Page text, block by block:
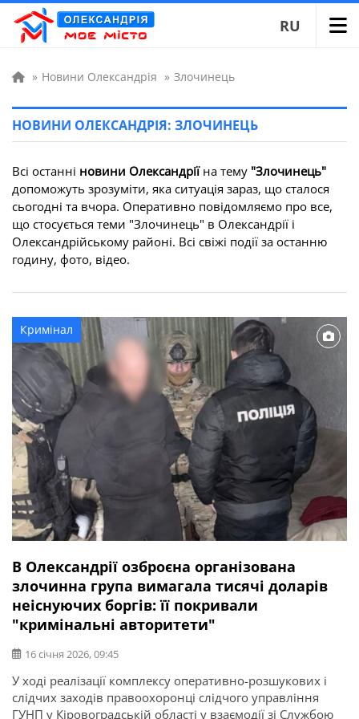
RU
» Новини Олександрія » Злочинець
НОВИНИ ОЛЕКСАНДРІЯ: ЗЛОЧИНЕЦЬ
Всі останні новини Олександріїна тему "Злочинець"
допоможуть зрозуміти, яка ситуація зараз, що сталося
сьогодні та вчора. Оперативно повідомляємо про все,
що стосується теми "Злочинець" в Олександрії і
Олександрійському районі. Всі свіжі події за останню
годину, фото, відео.
Кримінал
В Олександрії озброєна організована
злочинна група вимагала тисячі доларів
неіснуючих боргів: її покривали
"кримінальні авторитети"
16 січня 2026, 09:45
У ході реалізації комплексу оперативно-розшукових і
слідчих заходів правоохоронці слідчого управління
ГУНП у Кіровоградській області у взаємодії зі Службою